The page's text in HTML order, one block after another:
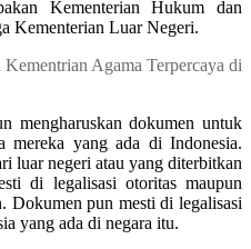
Kementerian Hukum dan
Kementerian Luar Negeri.
mengharuskan dokumen untuk
mereka yang ada di Indonesia.
luar negeri atau yang diterbitkan
di legalisasi otoritas maupun
Dokumen pun mesti di legalisasi
yang ada di negara itu.